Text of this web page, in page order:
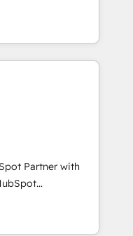
and Latin
intelligence.
Ireland, and
of successful
and enterprise
design connected
revenue
CRM and data
marketing,
FLAIR framework
consultancy,
technology to help
Partner with
platform